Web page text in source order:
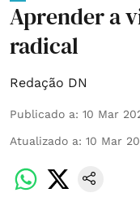
Aprender a
radical
Redação DN
Publicado a: 10 Mar
Atualizado a: 10 Mar